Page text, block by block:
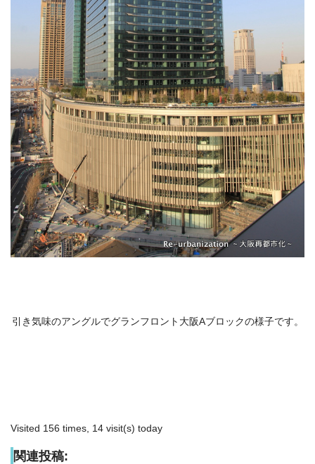
引き気味のアングルでグランフロント大阪Aブロックの様子です。
Visited 156 times, 14 visit(s) today
関連投稿: